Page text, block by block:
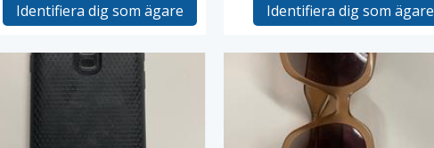
Identifiera dig som ägare Identifiera dig som ägare